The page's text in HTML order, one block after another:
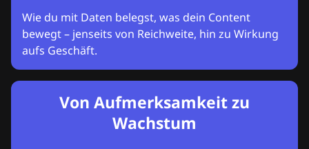
Wie du mit Daten belegst, was dein Content
bewegt – jenseits von Reichweite, hin zu Wirkung
aufs Geschäft.
Von Aufmerksamkeit zu
Wachstum